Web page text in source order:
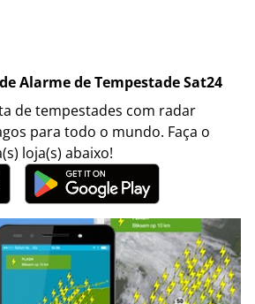
Alarme de Tempestade Sat24
de tempestades com radar
para todo o mundo. Faça o
loja(s) abaixo!